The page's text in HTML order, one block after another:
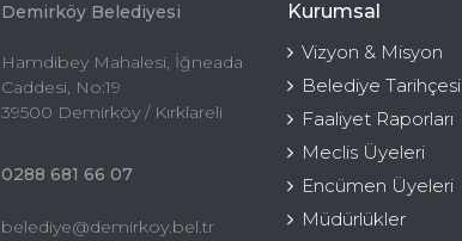
Demirköy Belediyesi
Hamdibey Mahalesi, İğneada
Caddesi, No:19
39500 Demirköy / Kırklareli
0288 681 66 07
belediye@demirkoy.bel.tr
Kurumsal
Vizyon & Misyon
Belediye Tarihçesi
Faaliyet Raporları
Meclis Üyeleri
Encümen Üyeleri
Müdürlükler